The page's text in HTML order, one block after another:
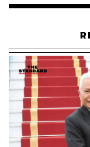
เหนือแม่น้ำฮันที่ผ่า
คือศูนย์กลางของเ
ปลายหางของย่าน
มังกรคือดาวน์ทาว
สถานที่ท่องเที่ยว ช
ตึกวินเทจต่างๆ แ
เดินเลียบแม่น้ำที่มี
จะเป็นที่รวมตัวขอ
และชานมบนเก้าอี้